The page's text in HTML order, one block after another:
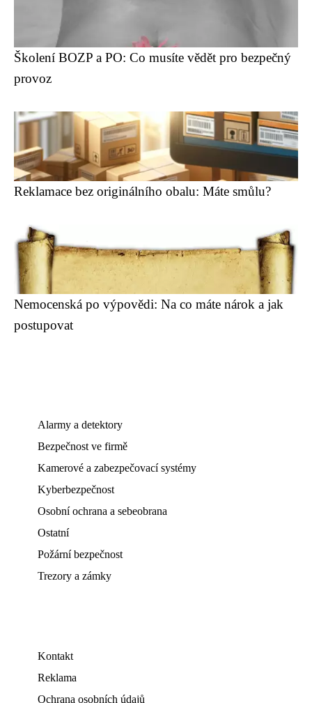
Školení BOZP a PO: Co musíte vědět pro bezpečný
provoz
Reklamace bez originálního obalu: Máte smůlu?
Nemocenská po výpovědi: Na co máte nárok a jak
postupovat
Alarmy a detektory
Bezpečnost ve firmě
Kamerové a zabezpečovací systémy
Kyberbezpečnost
Osobní ochrana a sebeobrana
Ostatní
Požární bezpečnost
Trezory a zámky
Kontakt
Reklama
Ochrana osobních údajů